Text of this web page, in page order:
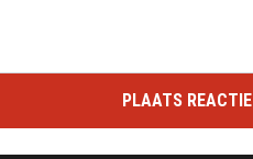
PLAATS REACTIE